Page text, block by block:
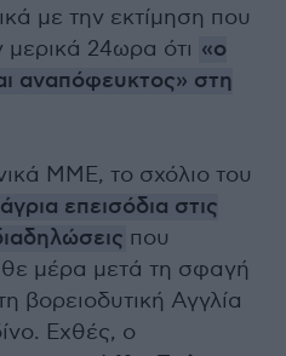
με την εκτίμηση που
μερικά 24ωρα ότι «ο
αναπόφευκτος» στη
ΜΜΕ, το σχόλιο του
άγρια επεισόδια στις
που
μέρα μετά τη σφαγή
βορειοδυτική Αγγλία
Εχθές, ο